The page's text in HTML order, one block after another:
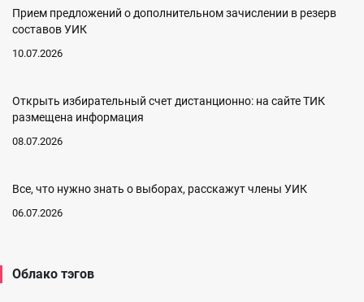
Прием предложений о дополнительном зачислении в резерв
составов УИК
10.07.2026
Открыть избирательный счет дистанционно: на сайте ТИК
размещена информация
08.07.2026
Все, что нужно знать о выборах, расскажут члены УИК
06.07.2026
Облако тэгов